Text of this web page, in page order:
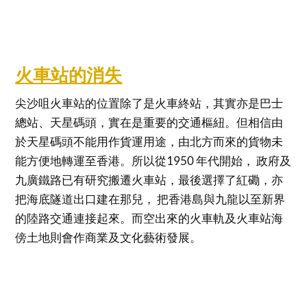
火車站的消失
尖沙咀火車站的位置除了是火車終站，其實亦是巴士
總站、天星碼頭，實在是重要的交通樞紐。但相信由
於天星碼頭不能用作貨運用途，由北方而來的貨物未
能方便地轉運至香港。所以從1950 年代開始， 政府及
九廣鐵路已有研究搬遷火車站，最後選擇了紅磡，亦
把海底隧道出口建在那兒， 把香港島與九龍以至新界
的陸路交通連接起來。而空出來的火車軌及火車站海
傍土地則會作商業及文化藝術發展。